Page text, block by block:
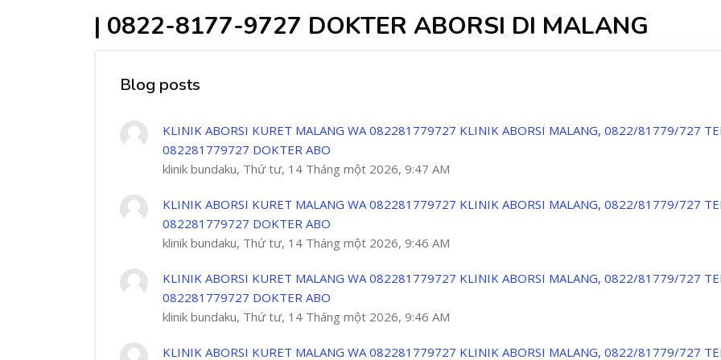
| 0822-8177-9727 DOKTER ABORSI DI MALANG
Blog posts
KLINIK ABORSI KURET MALANG WA 082281779727 KLINIK ABORSI MALANG, 0822/81779/727
082281779727 DOKTER ABO
klinik bundaku, Thứ tư, 14 Tháng một 2026, 9:47 AM
KLINIK ABORSI KURET MALANG WA 082281779727 KLINIK ABORSI MALANG, 0822/81779/727
082281779727 DOKTER ABO
klinik bundaku, Thứ tư, 14 Tháng một 2026, 9:46 AM
KLINIK ABORSI KURET MALANG WA 082281779727 KLINIK ABORSI MALANG, 0822/81779/727
082281779727 DOKTER ABO
klinik bundaku, Thứ tư, 14 Tháng một 2026, 9:46 AM
KLINIK ABORSI KURET MALANG WA 082281779727 KLINIK ABORSI MALANG, 0822/81779/727